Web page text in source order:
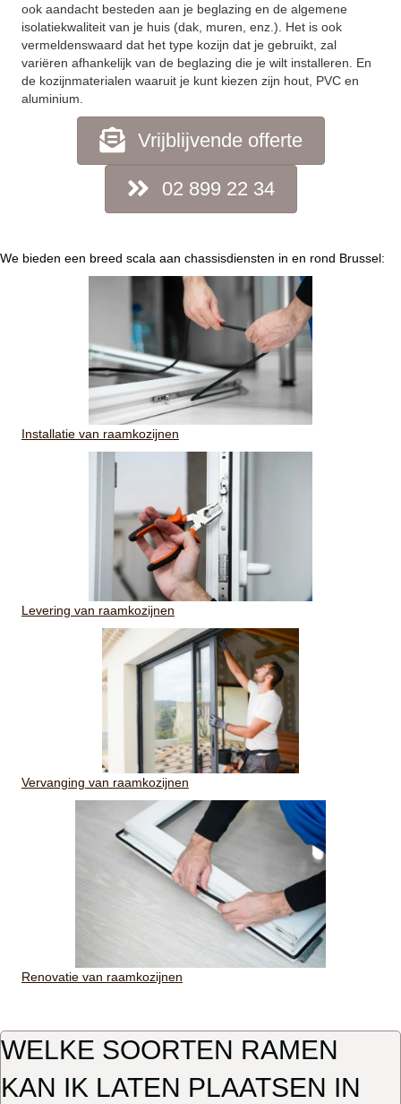
ook aandacht besteden aan je beglazing en de algemene
isolatiekwaliteit van je huis (dak, muren, enz.). Het is ook
vermeldenswaard dat het type kozijn dat je gebruikt, zal
variëren afhankelijk van de beglazing die je wilt installeren. En
de kozijnmaterialen waaruit je kunt kiezen zijn hout, PVC en
aluminium.
Vrijblijvende offerte
02 899 22 34
We bieden een breed scala aan chassisdiensten in en rond Brussel:
Installatie van raamkozijnen
Levering van raamkozijnen
Vervanging van raamkozijnen
Renovatie van raamkozijnen
WELKE SOORTEN RAMEN
KAN IK LATEN PLAATSEN IN